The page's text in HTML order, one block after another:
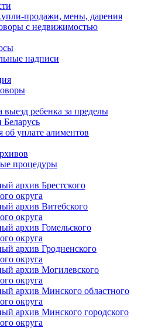
продажи, мены, дарения
с недвижимостью
надписи
выезд ребенка за пределы
Беларусь
об уплате алиментов
процедуры
архив Брестского
округа
архив Витебского
округа
архив Гомельского
округа
архив Гродненского
округа
архив Могилевского
округа
архив Минского областного
округа
архив Минского городского
округа